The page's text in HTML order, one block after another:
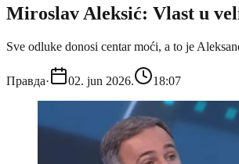
Miroslav Aleksić: Vlast u
Sve odluke donosi centar moći, a to je
Правда· 02. jun 2026. 18:07